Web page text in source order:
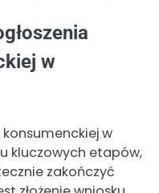
w
konsumenckiej w
kluczowych etapów,
zakończyć